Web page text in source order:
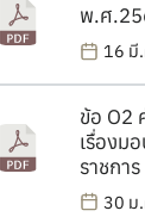
พ.ศ
16 มี
ข้อ O2
เรื่องม
ราชการ
30 ม